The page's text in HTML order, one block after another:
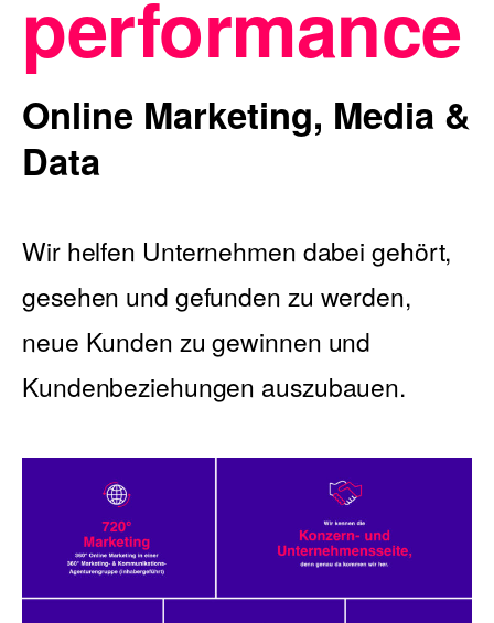
Blog
f_LAB
Kontakt
English
performance
Online Marketing, Media &
Data
Wir helfen Unternehmen dabei gehört,
gesehen und gefunden zu werden,
neue Kunden zu gewinnen und
Kundenbeziehungen auszubauen.